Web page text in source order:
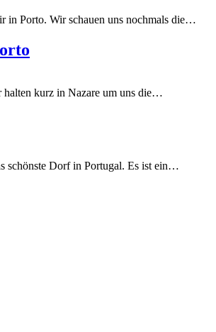
in Porto. Wir schauen uns nochmals die…
kurz in Nazare um uns die…
schönste Dorf in Portugal. Es ist ein…